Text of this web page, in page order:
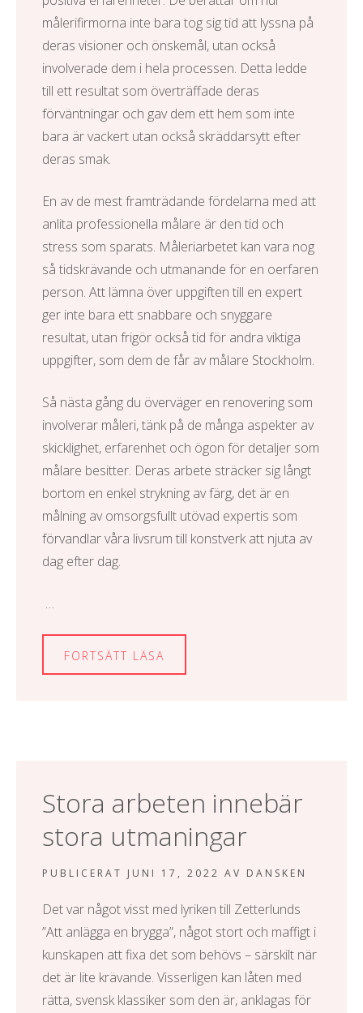
målerifirmorna inte bara tog sig tid att lyssna på
deras visioner och önskemål, utan också
involverade dem i hela processen. Detta ledde
till ett resultat som överträffade deras
förväntningar och gav dem ett hem som inte
bara är vackert utan också skräddarsytt efter
deras smak.
En av de mest framträdande fördelarna med att
anlita professionella målare är den tid och
stress som sparats. Måleriarbetet kan vara nog
så tidskrävande och utmanande för en oerfaren
person. Att lämna över uppgiften till en expert
ger inte bara ett snabbare och snyggare
resultat, utan frigör också tid för andra viktiga
uppgifter, som dem de får avmålare Stockholm.
Så nästa gång du överväger en renovering som
involverar måleri, tänk på de många aspekter av
skicklighet, erfarenhet och ögon för detaljer som
målare besitter. Deras arbete sträcker sig långt
bortom en enkel strykning av färg, det är en
målning av omsorgsfullt utövad expertis som
förvandlar våra livsrum till konstverk att njuta av
dag efter dag.
…
FORTSÄTT LÄSA
Stora arbeten innebär
stora utmaningar
PUBLICERAT JUNI 17, 2022 AV DANSKEN
Det var något visst med lyriken till Zetterlunds
”Att anlägga en brygga”, något stort och maffigt i
kunskapen att fixa det som behövs – särskilt när
det är lite krävande. Visserligen kan låten med
rätta, svensk klassiker som den är, anklagas för